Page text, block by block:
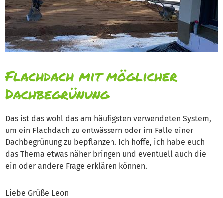
Flachdach mit möglicher
Dachbegrünung
Das ist das wohl das am häufigsten verwendeten System,
um ein Flachdach zu entwässern oder im Falle einer
Dachbegrünung zu bepflanzen. Ich hoffe, ich habe euch
das Thema etwas näher bringen und eventuell auch die
ein oder andere Frage erklären können.
Liebe Grüße Leon